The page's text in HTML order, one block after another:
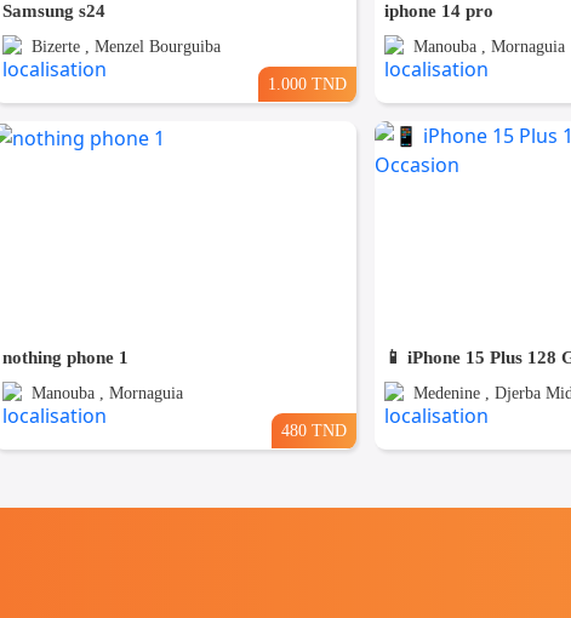
Samsung s24
Bizerte , Menzel Bourguiba
1.000 TND
iphone 14 pro
Manouba , Mornaguia
nothing phone 1
Manouba , Mornaguia
480 TND
📱 iPhone 15 Plus 128
Medenine , Djerba